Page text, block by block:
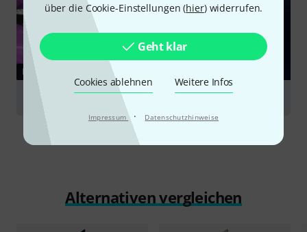
über die Cookie-Einstellungen (hier) widerrufen.
Geht klar
Cookies ablehnen Weitere Infos
Impressum · Datenschutzhinweise
RATGEBER
Alternativen vergleichen